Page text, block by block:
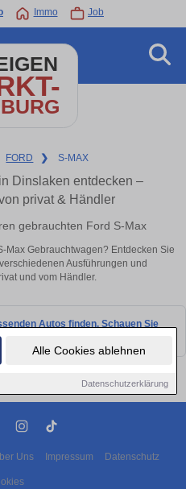
Alle Cookies ablehnen
Datenschutzerklärung
Immo Job
FORD ❯ S-MAX
Dinslaken entdecken –
privat & Händler
gebrauchten Ford S-Max
Max Gebrauchtwagen? Entdecken Sie
Ausführungen und
und vom Händler.
Autos finden. Schauen Sie
Uns Impressum Datenschutz